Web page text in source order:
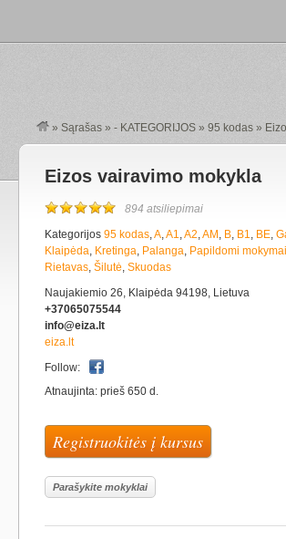
» Sąrašas » - KATEGORIJOS » 95 kodas »
Eizos vairavimo mokykla
894 atsiliepimai
Kategorijos 95 kodas,A,A1,A2,AM , B, B1, BE,
Klaipėda, Kretinga, Palanga, Papildomi mokymai
Rietavas, Šilutė, Skuodas
Naujakiemio 26, Klaipėda 94198, Lietuva
+37065075544
info@eiza.lt
eiza.lt
Follow:
Atnaujinta: prieš 650 d.
Registruokitės į kursus
Parašykite mokyklai